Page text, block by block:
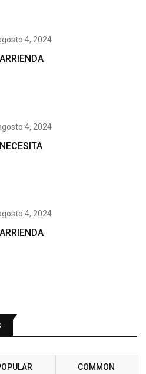
4, 2024
4, 2024
4, 2024
COMMON